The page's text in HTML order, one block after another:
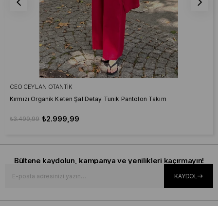
CEO CEYLAN OTANTIK
Kırmızı Organik Keten Şal Detay Tunik Pantolon Takım
₺2.999,99
₺3.499,99
Bültene kaydolun, kampanya ve yenilikleri kaçırmayın!
KAYDOL